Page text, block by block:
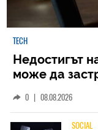
TECH
Недостигът
може да
0 | 08.08.2026
SOCIAL